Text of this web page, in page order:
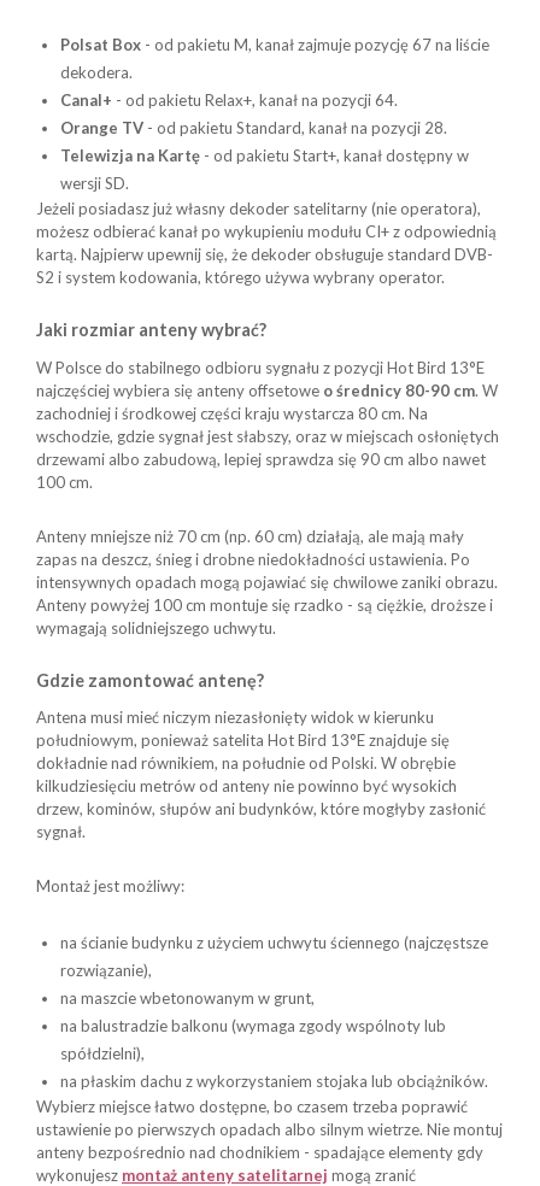
Polsat Box - od pakietu M, kanał zajmuje pozycję 67 na liście
dekodera.
Canal+ - od pakietu Relax+, kanał na pozycji 64.
Orange TV - od pakietu Standard, kanał na pozycji 28.
Telewizja na Kartę - od pakietu Start+, kanał dostępny w
wersji SD.
Jeżeli posiadasz już własny dekoder satelitarny (nie operatora),
możesz odbierać kanał po wykupieniu modułu CI+ z odpowiednią
kartą. Najpierw upewnij się, że dekoder obsługuje standard DVB-
S2 i system kodowania, którego używa wybrany operator.
Jaki rozmiar anteny wybrać?
W Polsce do stabilnego odbioru sygnału z pozycji Hot Bird 13°E
najczęściej wybiera się anteny offsetowe o średnicy 80-90 cm. W
zachodniej i środkowej części kraju wystarcza 80 cm. Na
wschodzie, gdzie sygnał jest słabszy, oraz w miejscach osłoniętych
drzewami albo zabudową, lepiej sprawdza się 90 cm albo nawet
100 cm.
Anteny mniejsze niż 70 cm (np. 60 cm) działają, ale mają mały
zapas na deszcz, śnieg i drobne niedokładności ustawienia. Po
intensywnych opadach mogą pojawiać się chwilowe zaniki obrazu.
Anteny powyżej 100 cm montuje się rzadko - są ciężkie, droższe i
wymagają solidniejszego uchwytu.
Gdzie zamontować antenę?
Antena musi mieć niczym niezasłonięty widok w kierunku
południowym, ponieważ satelita Hot Bird 13°E znajduje się
dokładnie nad równikiem, na południe od Polski. W obrębie
kilkudziesięciu metrów od anteny nie powinno być wysokich
drzew, kominów, słupów ani budynków, które mogłyby zasłonić
sygnał.
Montaż jest możliwy:
na ścianie budynku z użyciem uchwytu ściennego (najczęstsze
rozwiązanie),
na maszcie wbetonowanym w grunt,
na balustradzie balkonu (wymaga zgody wspólnoty lub
spółdzielni),
na płaskim dachu z wykorzystaniem stojaka lub obciążników.
Wybierz miejsce łatwo dostępne, bo czasem trzeba poprawić
ustawienie po pierwszych opadach albo silnym wietrze. Nie montuj
anteny bezpośrednio nad chodnikiem - spadające elementy gdy
wykonujesz montaż anteny satelitarnej mogą zranić